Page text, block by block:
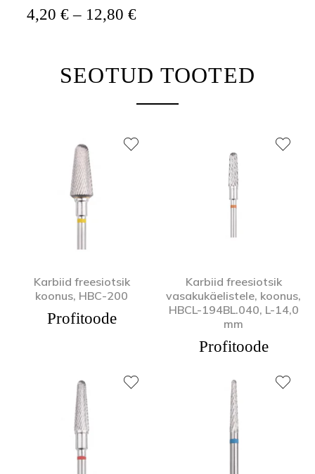
4,20 € – 12,80 €Hinnavahemik: 4,20 €
SEOTUD TOOTED
Karbiid freesiotsik
koonus, HBC-200
Profitoode
Karbiid freesiotsik
vasakukäelistele, koonus,
HBCL-194BL.040, L-14,0
mm
Profitoode